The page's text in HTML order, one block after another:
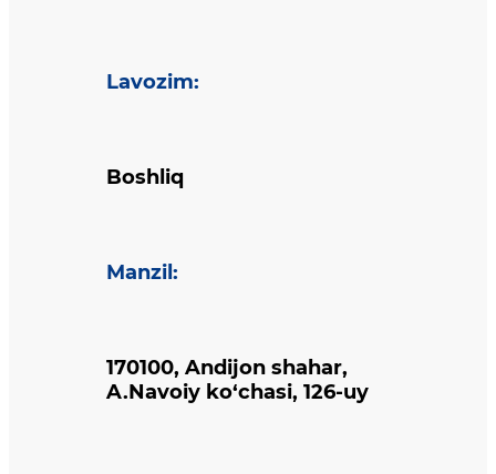
Lavozim:
Boshliq
Manzil :
170100, Andijon shahar,
A.Navoiy ko‘chasi, 126-uy